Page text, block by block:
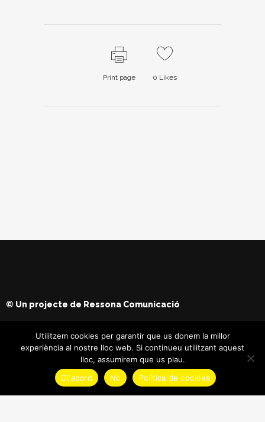
Print page 0 Likes
© Un projecte de Ressona Comunicació
Utilitzem cookies per garantir que us donem la millor
experiència al nostre lloc web. Si continueu utilitzant aquest
lloc, assumirem que us plau.
D\'acord
No Política de cookies